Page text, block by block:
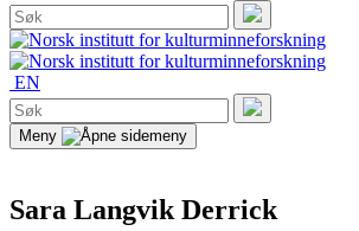
Søk
etter:
Søk
EN
Søk
etter:
Søk
Meny
Sara Langvik Derrick